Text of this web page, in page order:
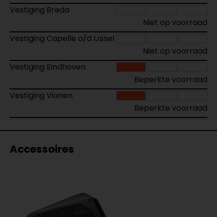
Vestiging Breda
Niet op voorraad
Vestiging Capelle a/d IJssel
Niet op voorraad
Vestiging Eindhoven
Beperkte voorraad
Vestiging Vianen
Beperkte voorraad
Accessoires